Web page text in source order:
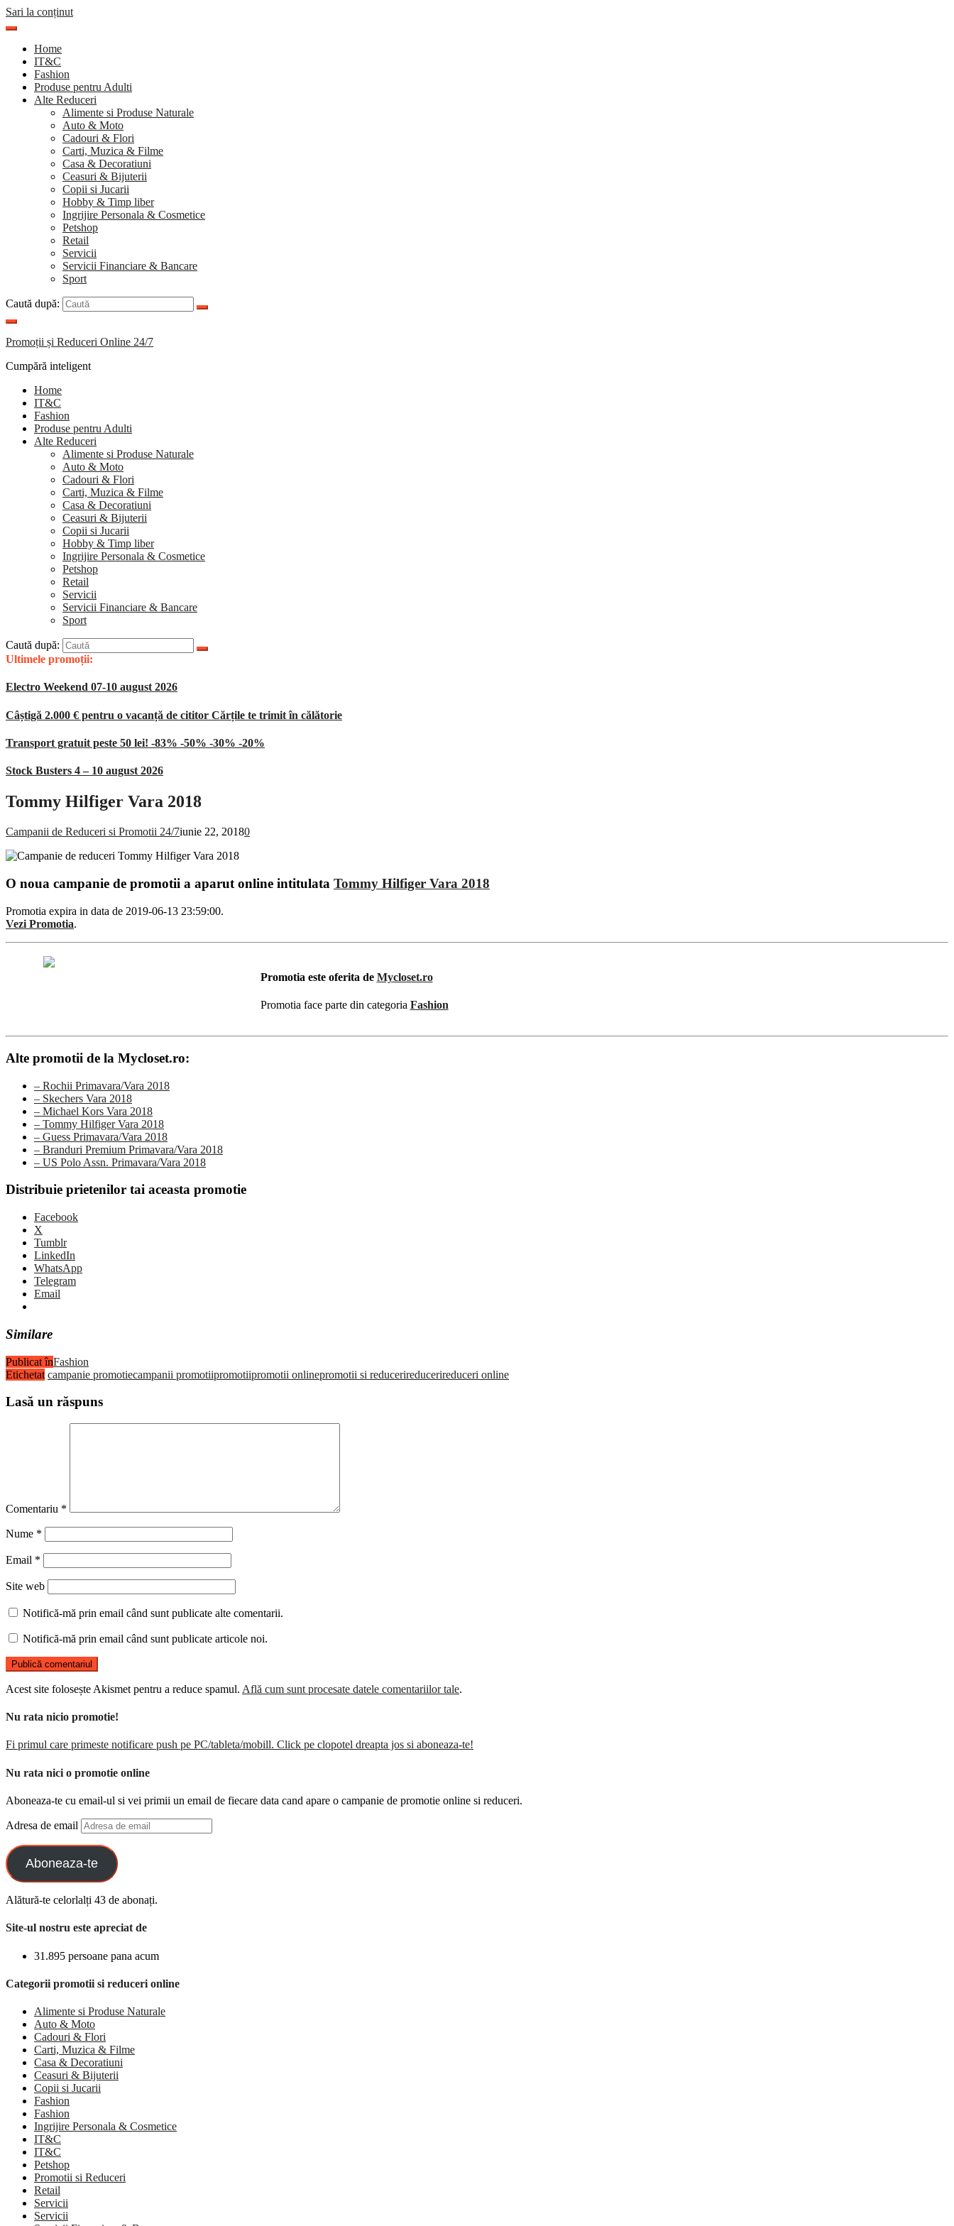
Sari la conținut
Home
IT&C
Fashion
Produse pentru Adulti
Alte Reduceri
Alimente si Produse Naturale
Auto & Moto
Cadouri & Flori
Carti, Muzica & Filme
Casa & Decoratiuni
Ceasuri & Bijuterii
Copii si Jucarii
Hobby & Timp liber
Ingrijire Personala & Cosmetice
Petshop
Retail
Servicii
Servicii Financiare & Bancare
Sport
Caută după:
Promoții și Reduceri Online 24/7
Cumpără inteligent
Home
IT&C
Fashion
Produse pentru Adulti
Alte Reduceri
Alimente si Produse Naturale
Auto & Moto
Cadouri & Flori
Carti, Muzica & Filme
Casa & Decoratiuni
Ceasuri & Bijuterii
Copii si Jucarii
Hobby & Timp liber
Ingrijire Personala & Cosmetice
Petshop
Retail
Servicii
Servicii Financiare & Bancare
Sport
Caută după:
Ultimele promoții:
Electro Weekend 07-10 august 2026
Câștigă 2.000 € pentru o vacanță de cititor Cărțile te trimit în călătorie
Transport gratuit peste 50 lei! -83% -50% -30% -20%
Stock Busters 4 – 10 august 2026
Tommy Hilfiger Vara 2018
Campanii de Reduceri si Promotii 24/7iunie 22, 20180
O noua campanie de promotii a aparut online intitulata Tommy Hilfiger Vara 2018
Promotia expira in data de 2019-06-13 23:59:00.
Vezi Promotia.
Promotia este oferita de Mycloset.ro
Promotia face parte din categoria Fashion
Alte promotii de la Mycloset.ro:
– Rochii Primavara/Vara 2018
– Skechers Vara 2018
– Michael Kors Vara 2018
– Tommy Hilfiger Vara 2018
– Guess Primavara/Vara 2018
– Branduri Premium Primavara/Vara 2018
– US Polo Assn. Primavara/Vara 2018
Distribuie prietenilor tai aceasta promotie
Facebook
X
Tumblr
LinkedIn
WhatsApp
Telegram
Email
Similare
Publicat înFashion
Etichetat campanie promotiecampanii promotiipromotiipromotii onlinepromotii si reducerireducerireduceri online
Lasă un răspuns
Comentariu *
Nume *
Email *
Site web
Notifică-mă prin email când sunt publicate alte comentarii.
Notifică-mă prin email când sunt publicate articole noi.
Acest site folosește Akismet pentru a reduce spamul. Află cum sunt procesate datele comentariilor tale.
Nu rata nicio promotie!
Fi primul care primeste notificare push pe PC/tableta/mobill. Click pe clopotel dreapta jos si aboneaza-te!
Nu rata nici o promotie online
Aboneaza-te cu email-ul si vei primii un email de fiecare data cand apare o campanie de promotie online si reduceri.
Adresa de email
Aboneaza-te
Alătură-te celorlalți 43 de abonați.
Site-ul nostru este apreciat de
31.895 persoane pana acum
Categorii promotii si reduceri online
Alimente si Produse Naturale
Auto & Moto
Cadouri & Flori
Carti, Muzica & Filme
Casa & Decoratiuni
Ceasuri & Bijuterii
Copii si Jucarii
Fashion
Fashion
Ingrijire Personala & Cosmetice
IT&C
IT&C
Petshop
Promotii si Reduceri
Retail
Servicii
Servicii